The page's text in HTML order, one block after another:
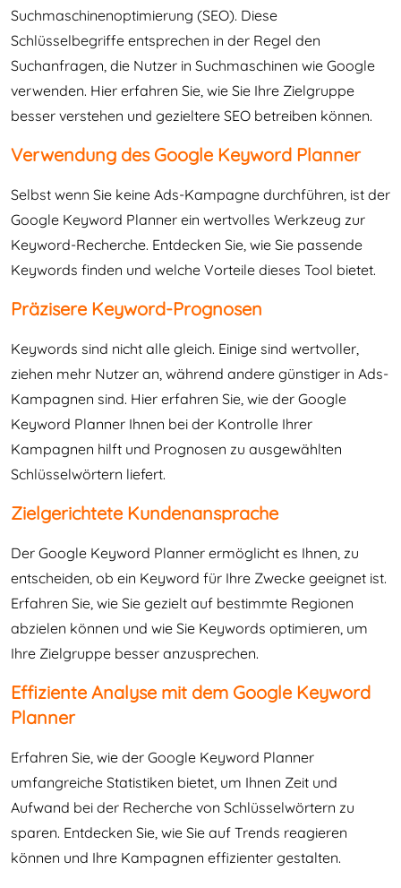
Suchmaschinenoptimierung (SEO). Diese
Schlüsselbegriffe entsprechen in der Regel den
Suchanfragen, die Nutzer in Suchmaschinen wie Google
verwenden. Hier erfahren Sie, wie Sie Ihre Zielgruppe
besser verstehen und gezieltere SEO betreiben können.
Verwendung des Google Keyword Planner
Selbst wenn Sie keine Ads-Kampagne durchführen, ist der
Google Keyword Planner ein wertvolles Werkzeug zur
Keyword-Recherche. Entdecken Sie, wie Sie passende
Keywords finden und welche Vorteile dieses Tool bietet.
Präzisere Keyword-Prognosen
Keywords sind nicht alle gleich. Einige sind wertvoller,
ziehen mehr Nutzer an, während andere günstiger in Ads-
Kampagnen sind. Hier erfahren Sie, wie der Google
Keyword Planner Ihnen bei der Kontrolle Ihrer
Kampagnen hilft und Prognosen zu ausgewählten
Schlüsselwörtern liefert.
Zielgerichtete Kundenansprache
Der Google Keyword Planner ermöglicht es Ihnen, zu
entscheiden, ob ein Keyword für Ihre Zwecke geeignet ist.
Erfahren Sie, wie Sie gezielt auf bestimmte Regionen
abzielen können und wie Sie Keywords optimieren, um
Ihre Zielgruppe besser anzusprechen.
Effiziente Analyse mit dem Google Keyword
Planner
Erfahren Sie, wie der Google Keyword Planner
umfangreiche Statistiken bietet, um Ihnen Zeit und
Aufwand bei der Recherche von Schlüsselwörtern zu
sparen. Entdecken Sie, wie Sie auf Trends reagieren
können und Ihre Kampagnen effizienter gestalten.